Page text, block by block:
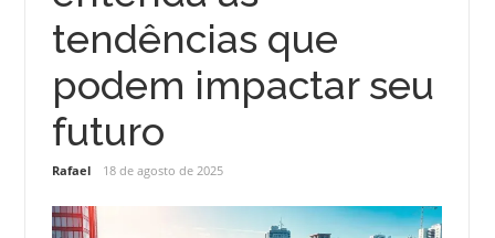
tendências que
podem impactar seu
futuro
Rafael 18 de agosto de 2025